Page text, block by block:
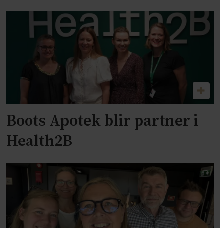
Boots Apotek blir partner i
Health2B